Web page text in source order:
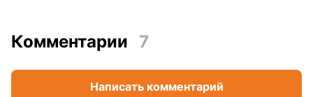
Комментарии 7
Написать комментарий